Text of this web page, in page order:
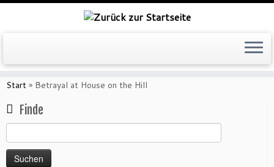
Zum
Inhalt
Start » Betrayal at House on the Hill
Finde
nach: